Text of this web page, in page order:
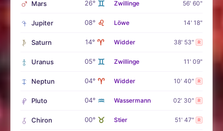
Mars 26° ♊ Zwillinge 56' 60"
Jupiter 08° ♌ Löwe 14' 18"
Saturn 14° ♈ Widder 38' 53" R
Uranus 05° ♊ Zwillinge 11' 09"
Neptun 04° ♈ Widder 10' 40" R
Pluto 04° ♒ Wassermann 02' 30" R
Chiron 00° ♉ Stier 51' 47" R